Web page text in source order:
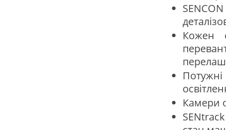
Кожен
Камери